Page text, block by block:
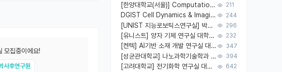
모집중이에요!
사후연구원
[한양대학교(서울)] Computational Photonics and AI Design Lab 대학원생 모집 211
DGIST Cell Dynamics & Imaging Lab 응용물리, 광물리, 양자, 생물물리 대학원생 모집 [삼성과제, 전문연TO] 244
[UNIST 지능로보틱스연구실] 박사후연구원 (InnoCORE Fellow) 모집 공고 296
[유니스트] 양자 기체 연구실 대학원생 및 박사후연구원 모집 232
[켄텍] AI기반 소재 개발 연구실 대학원생, 연구원 모집 347
[성균관대학교] 나노과학기술학과 에너지 소재 및 소자 연구실 대학원생 모집 394
[고려대학교] 전기화학 연구실 대학원생 모집(2027 전기 입학) 642